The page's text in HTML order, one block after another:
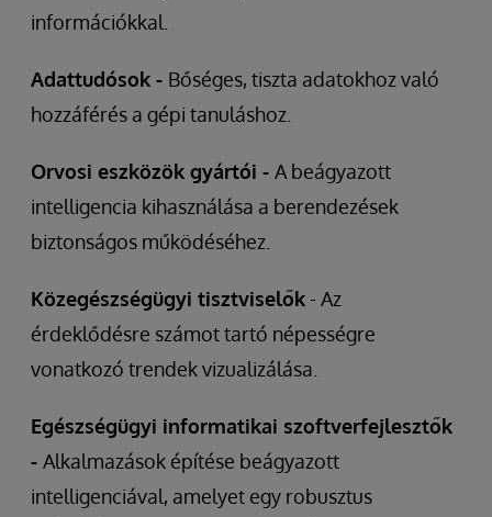
információkkal.
Adattudósok - Bőséges, tiszta adatokhoz való
hozzáférés a gépi tanuláshoz.
Orvosi eszközök gyártói - A beágyazott
intelligencia kihasználása a berendezések
biztonságos működéséhez.
Közegészségügyi tisztviselők- Az
érdeklődésre számot tartó népességre
vonatkozó trendek vizualizálása.
Egészségügyi informatikai szoftverfejlesztők
- Alkalmazások építése beágyazott
intelligenciával, amelyet egy robusztus